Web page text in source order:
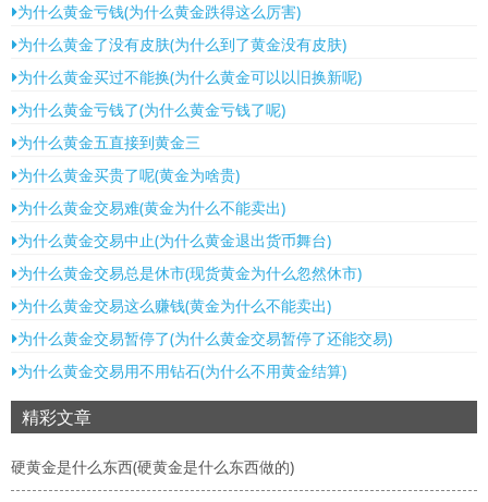
为什么黄金亏钱(为什么黄金跌得这么厉害)
为什么黄金了没有皮肤(为什么到了黄金没有皮肤)
为什么黄金买过不能换(为什么黄金可以以旧换新呢)
为什么黄金亏钱了(为什么黄金亏钱了呢)
为什么黄金五直接到黄金三
为什么黄金买贵了呢(黄金为啥贵)
为什么黄金交易难(黄金为什么不能卖出)
为什么黄金交易中止(为什么黄金退出货币舞台)
为什么黄金交易总是休市(现货黄金为什么忽然休市)
为什么黄金交易这么赚钱(黄金为什么不能卖出)
为什么黄金交易暂停了(为什么黄金交易暂停了还能交易)
为什么黄金交易用不用钻石(为什么不用黄金结算)
精彩文章
硬黄金是什么东西(硬黄金是什么东西做的)